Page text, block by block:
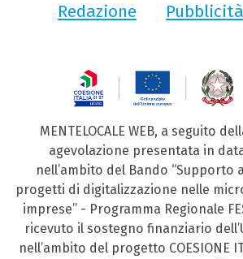
Redazione
MENTELOCALE WEB, a seguito
agevolazione presentata in
nell’ambito del Bando “Supporto
progetti di digitalizzazione nelle
imprese” - Programma Regionale
ricevuto il sostegno finanziario
nell’ambito del progetto COESIONE